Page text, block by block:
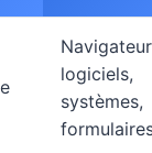
logiciels,
systèmes,